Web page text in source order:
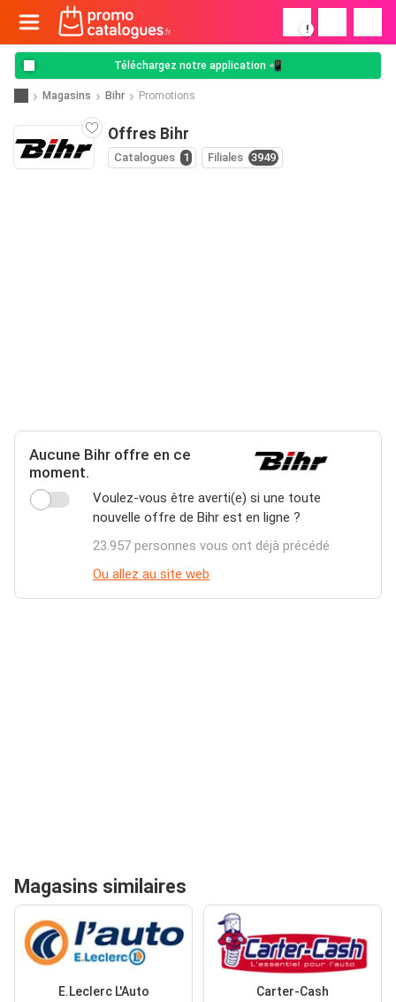
!
Téléchargez notre application 📲
Magasins Bihr Promotions
Offres Bihr
Catalogues 1 Filiales 3949
Aucune Bihr offre en ce
moment.
Voulez-vous être averti(e) si une toute
nouvelle offre de Bihr est en ligne ?
23.957 personnes vous ont déjà précédé
Ou allez au site web
Magasins similaires
E.Leclerc L'Auto Carter-Cash